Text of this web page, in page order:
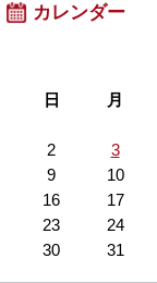
カレンダー
日
月
2
3
9
10
16
17
23
24
30
31